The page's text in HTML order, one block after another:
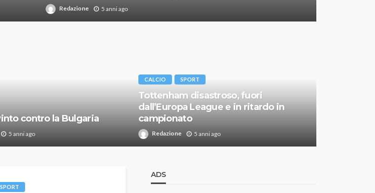
Redazione 5 anni ago
contro la Bulgaria
5 anni ago
CALCIO SPORT
Tottenham disastroso, fuori
dall’Europa League e in ritardo in
campionato
Redazione 5 anni ago
SPORT
ADS